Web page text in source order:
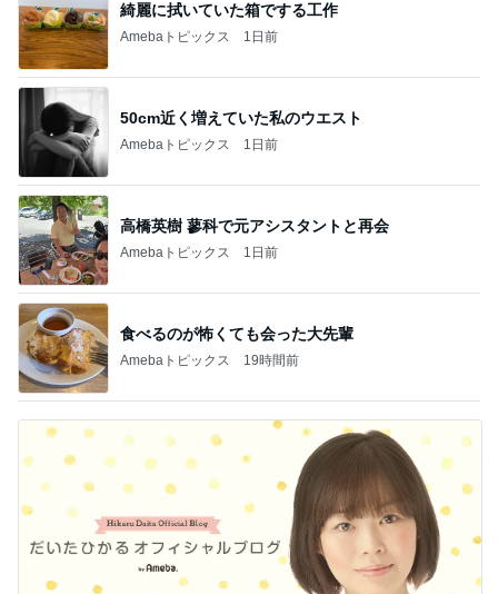
綺麗に拭いていた箱でする工作
Amebaトピックス 1日前
50cm近く増えていた私のウエスト
Amebaトピックス 1日前
高橋英樹 蓼科で元アシスタントと再会
Amebaトピックス 1日前
食べるのが怖くても会った大先輩
Amebaトピックス 19時間前